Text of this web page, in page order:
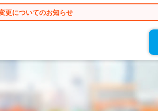
更についてのお知らせ